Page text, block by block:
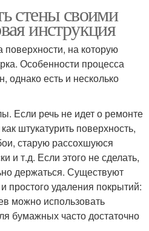
стены своими
инструкция
поверхности, на которую
Особенности процесса
однако есть и несколько
Если речь не идет о ремонте
штукатурить поверхность,
старую рассохшуюся
и т.д. Если этого не сделать,
держаться. Существуют
простого удаления покрытий:
можно использовать
бумажных часто достаточно